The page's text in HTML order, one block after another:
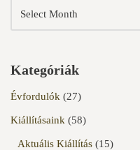
Kategóriák
Évfordulók (27)
Kiállításaink (58)
Aktuális Kiállítás (15)